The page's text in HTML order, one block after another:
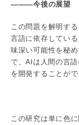
―――今後の展望
この問題を解明す
言語に依存してい
味深い可能性を秘
で、AIは人間の言
を開発することが
この研究は単に色